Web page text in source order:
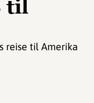
til
reise til Amerika